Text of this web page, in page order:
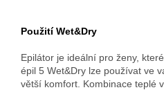
Použití Wet&Dry
Epilátor je ideální pro ženy,
épil 5 Wet&Dry lze používat ve
větší komfort. Kombinace teplé